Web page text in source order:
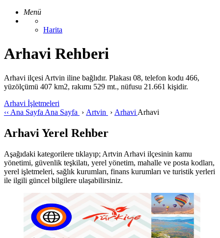
Menü
Harita
Arhavi Rehberi
Arhavi ilçesi Artvin iline bağlıdır. Plakası 08, telefon kodu 466,
yüzölçümü 407 km2, rakımı 529 mt., nüfusu 21.661 kişidir.
Arhavi İşletmeleri
‹‹ Ana Sayfa Ana Sayfa › Artvin › Arhavi Arhavi
Arhavi Yerel Rehber
Aşağıdaki kategorilere tıklayıp; Artvin Arhavi ilçesinin kamu
yönetimi, güvenlik teşkilatı, yerel yönetim, mahalle ve posta kodları,
yerel işletmeleri, sağlık kurumları, finans kurumları ve turistik yerleri
ile ilgili güncel bilgilere ulaşabilirsiniz.